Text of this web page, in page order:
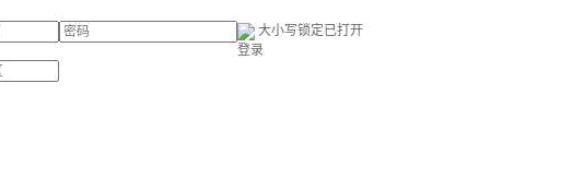
大小写锁定已打开
登录